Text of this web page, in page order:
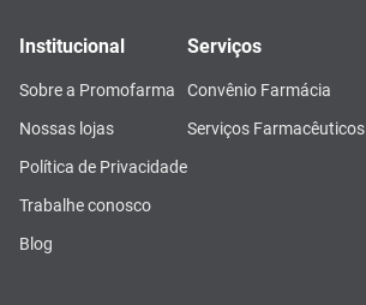
Institucional
Sobre a Promofarma
Nossas lojas
Política de Privacidade
Trabalhe conosco
Blog
Serviços
Convênio Farmácia
Serviços Farmacêuticos